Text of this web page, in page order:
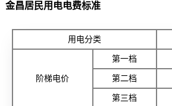
金昌居民用电电费标准
用电分类
阶梯电价
第一档
第二档
第三档